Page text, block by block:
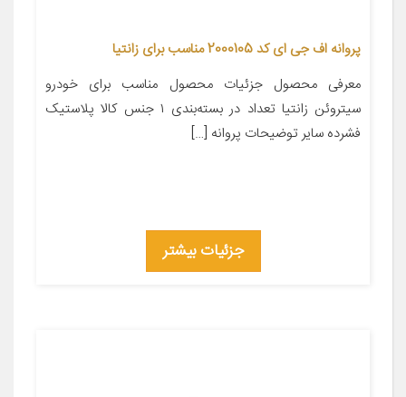
پروانه اف جی ای کد 2000105 مناسب برای زانتیا
معرفی محصول جزئیات محصول مناسب برای خودرو
سیتروئن زانتیا تعداد در بسته‌بندی ۱ جنس کالا پلاستیک
فشرده سایر توضیحات پروانه […]
جزئیات بیشتر